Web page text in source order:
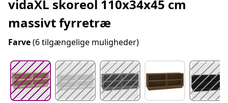
vidaXL skoreol 110x34x45 cm
massivt fyrretræ
Farve(6 tilgængelige muligheder)